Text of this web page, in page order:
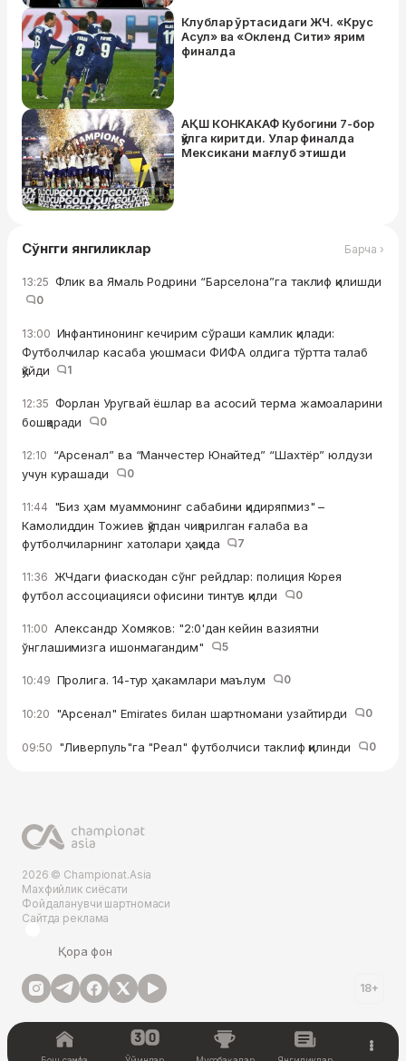
Клублар ўртасидаги ЖЧ. «Крус
Асул» ва «Окленд Сити» ярим
финалда
АҚШ КОНКАКАФ Кубогини 7-бор
қўлга киритди. Улар финалда
Мексикани мағлуб этишди
Сўнгги янгиликлар Барча ›
13:25 Флик ва Ямаль Родрини “Барселона”га таклиф қилишди
0
13:00 Инфантинонинг кечирим сўраши камлик қилади:
Футболчилар касаба уюшмаси ФИФА олдига тўртта талаб
қўйди
1
12:35 Форлан Уругвай ёшлар ва асосий терма жамоаларини
бошқаради
0
12:10 “Арсенал” ва “Манчестер Юнайтед” “Шахтёр” юлдузи
учун курашади
0
11:44 "Биз ҳам муаммонинг сабабини қидиряпмиз" –
Камолиддин Тожиев қўлдан чиқарилган ғалаба ва
футболчиларнинг хатолари ҳақида
7
11:36 ЖЧдаги фиаскодан сўнг рейдлар: полиция Корея
футбол ассоциацияси офисини тинтув қилди
0
11:00 Александр Хомяков: "2:0'дан кейин вазиятни
ўнглашимизга ишонмагандим"
5
10:49 Пролига. 14-тур ҳакамлари маълум 0
10:20 "Арсенал" Emirates билан шартномани узайтирди 0
09:50 "Ливерпуль"га "Реал" футболчиси таклиф қилинди 0
2026 © Championat.Asia
Махфийлик сиёсати
Фойдаланувчи шартномаси
Сайтда реклама
Қора фон
18+